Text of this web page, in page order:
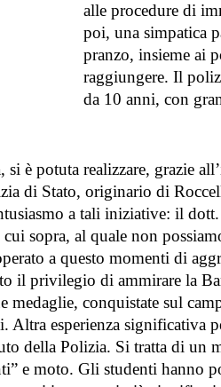
alle procedure di
poi, una simpatica
pranzo, insieme ai
raggiungere. Il
da 10 anni, con
si è potuta realizzare, grazie
di Stato, originario di
a tali iniziative: il
sopra, al quale non
a questo momenti di
il privilegio di ammirare la
medaglie, conquistate sul
Altra esperienza significativa
della Polizia. Si tratta di un
e moto. Gli studenti hanno